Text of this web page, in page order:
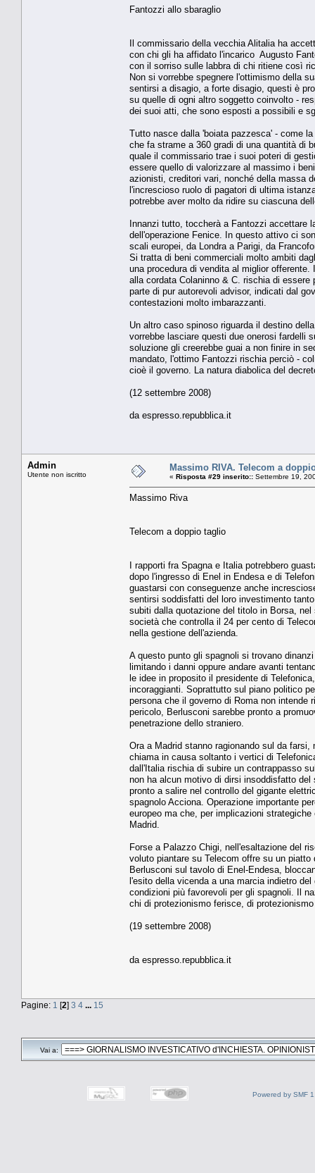
Fantozzi allo sbaraglio
Il commissario della vecchia Alitalia ha
con chi gli ha affidato l'incarico Augusto
con il sorriso sulle labbra di chi ritiene così
Non si vorrebbe spegnere l'ottimismo della
sentirsi a disagio, a forte disagio, questi è
su quelle di ogni altro soggetto coinvolto -
dei suoi atti, che sono esposti a possibili e
Tutto nasce dalla 'boiata pazzesca' - come
che fa strame a 360 gradi di una quantità di
quale il commissario trae i suoi poteri di
essere quello di valorizzare al massimo i
azionisti, creditori vari, nonché della massa
l'increscioso ruolo di pagatori di ultima
potrebbe aver molto da ridire su ciascuna
Innanzi tutto, toccherà a Fantozzi accettare
dell'operazione Fenice. In questo attivo ci
scali europei, da Londra a Parigi, da
Si tratta di beni commerciali molto ambiti
una procedura di vendita al miglior
alla cordata Colaninno & C. rischia di
parte di pur autorevoli advisor, indicati dal
contestazioni molto imbarazzanti.
Un altro caso spinoso riguarda il destino
vorrebbe lasciare questi due onerosi fardelli
soluzione gli creerebbe guai a non finire in
mandato, l'ottimo Fantozzi rischia perciò -
cioè il governo. La natura diabolica del
(12 settembre 2008)
da espresso.repubblica.it
Admin
Utente non iscritto
Massimo RIVA. Telecom a
« Risposta #29 inserito:: Settembre 19,
Massimo Riva
Telecom a doppio taglio
I rapporti fra Spagna e Italia potrebbero
dopo l'ingresso di Enel in Endesa e di
guastarsi con conseguenze anche
sentirsi soddisfatti del loro investimento
subiti dalla quotazione del titolo in Borsa,
società che controlla il 24 per cento di
nella gestione dell'azienda.
A questo punto gli spagnoli si trovano
limitando i danni oppure andare avanti
le idee in proposito il presidente di
incoraggianti. Soprattutto sul piano politico
persona che il governo di Roma non
pericolo, Berlusconi sarebbe pronto a
penetrazione dello straniero.
Ora a Madrid stanno ragionando sul da
chiama in causa soltanto i vertici di
dall'Italia rischia di subire un contrappasso
non ha alcun motivo di dirsi insoddisfatto
pronto a salire nel controllo del gigante
spagnolo Acciona. Operazione importante
europeo ma che, per implicazioni
Madrid.
Forse a Palazzo Chigi, nell'esaltazione del
voluto piantare su Telecom offre su un
Berlusconi sul tavolo di Enel-Endesa,
l'esito della vicenda a una marcia indietro
condizioni più favorevoli per gli spagnoli. Il
chi di protezionismo ferisce, di
(19 settembre 2008)
da espresso.repubblica.it
Pagine: 1 [2] 3 4 ... 15
Vai a:
Powered by SMF